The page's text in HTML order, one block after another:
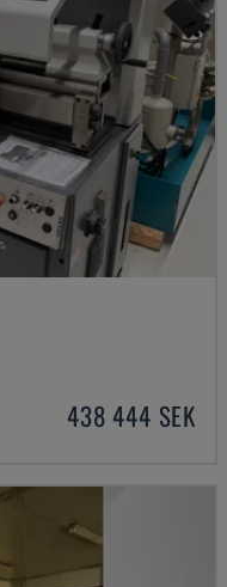
438 444 SEK